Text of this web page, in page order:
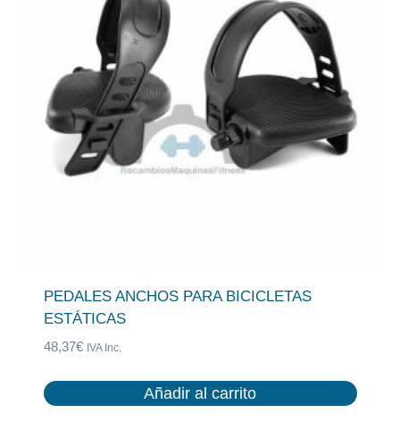
PEDALES ANCHOS PARA BICICLETAS
ESTÁTICAS
48,37€ IVA Inc.
Añadir al carrito